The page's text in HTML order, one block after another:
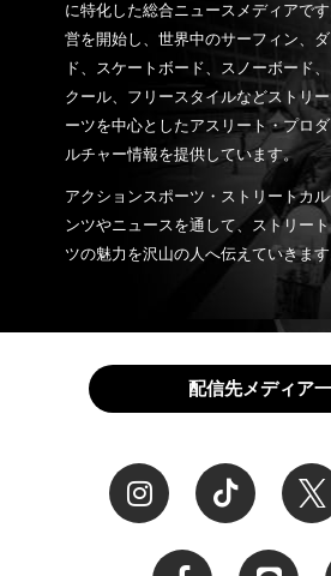
に特化した総合ニュースメディアで
営を開始し、世界中のサーフィン、
ド、スケートボード、スノーボード
クール、フリースタイルなどストリ
ーツを中心としたアスリート・プロ
ルチャー情報を提供しています。
アクションスポーツ・ストリートカ
ンツやニュースを通して、ストリー
ツの魅力を沢山の人へ伝えていきま
配信先メディア